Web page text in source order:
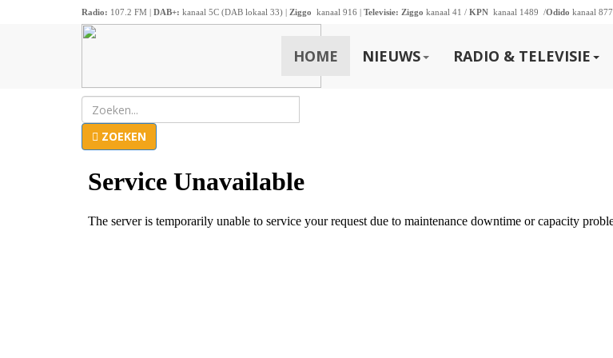
Radio: 107.2 FM | DAB+: kanaal 5C (DAB lokaal 33) | Ziggo kanaal 916 | Televisie: Ziggo kanaal 41 / KPN kanaal 1489 /Odido kanaal 877
HOME NIEUWS RADIO & TELEVISIE
ZOEKEN